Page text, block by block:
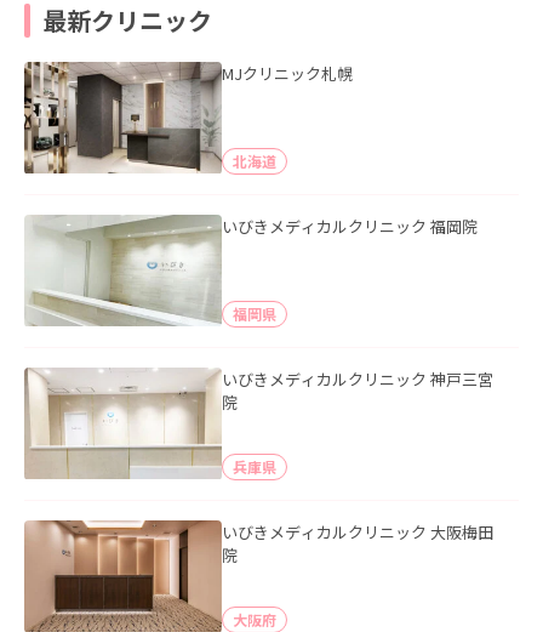
最新クリニック
MJクリニック札幌
北海道
いびきメディカルクリニック 福岡院
福岡県
いびきメディカルクリニック 神戸三宮
院
兵庫県
いびきメディカルクリニック 大阪梅田
院
大阪府